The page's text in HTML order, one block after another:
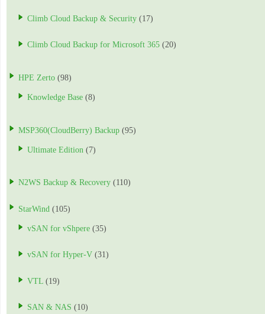
Climb Cloud Backup & Security (17)
Climb Cloud Backup for Microsoft 365 (20)
HPE Zerto (98)
Knowledge Base (8)
MSP360(CloudBerry) Backup (95)
Ultimate Edition (7)
N2WS Backup & Recovery (110)
StarWind (105)
vSAN for vShpere (35)
vSAN for Hyper-V (31)
VTL (19)
SAN & NAS (10)